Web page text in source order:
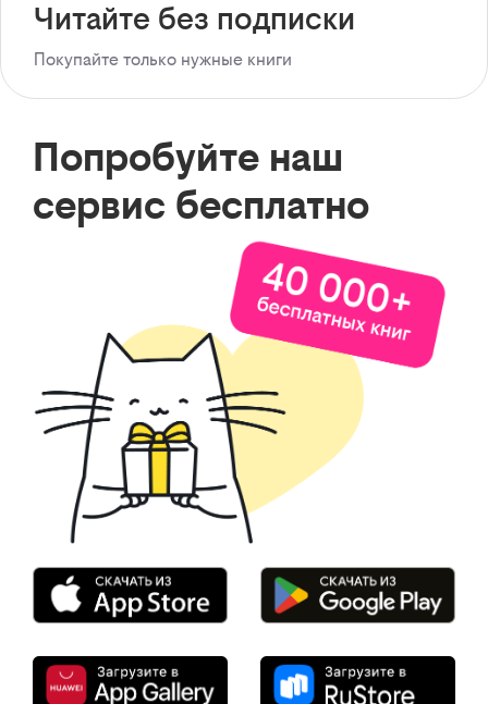
Читайте без подписки
Покупайте только нужные книги
Попробуйте наш
сервис бесплатно